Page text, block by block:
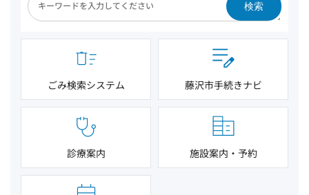
検索
ごみ検索システム 藤沢市手続きナビ
診療案内 施設案内・予約